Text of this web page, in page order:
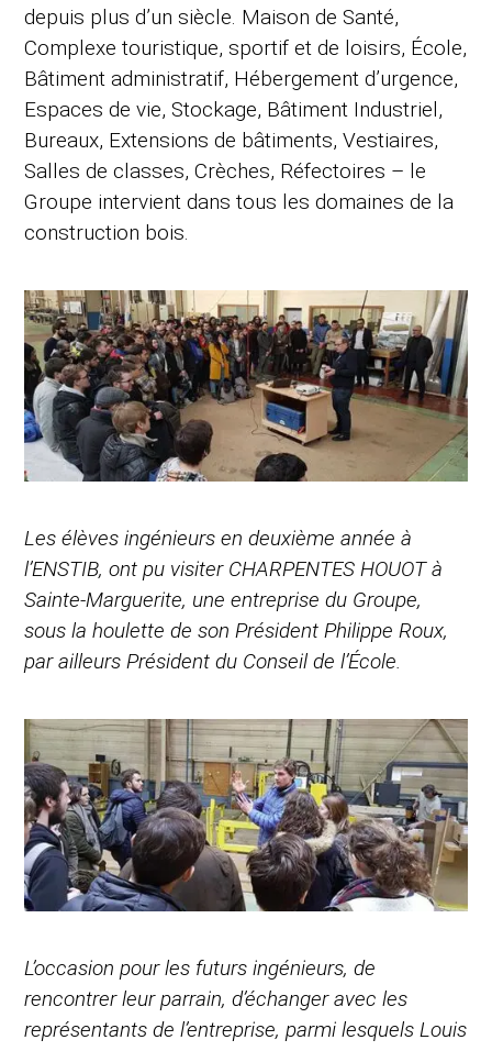
depuis plus d’un siècle. Maison de Santé,
Complexe touristique, sportif et de loisirs, École,
Bâtiment administratif, Hébergement d’urgence,
Espaces de vie, Stockage, Bâtiment Industriel,
Bureaux, Extensions de bâtiments, Vestiaires,
Salles de classes, Crèches, Réfectoires – le
Groupe intervient dans tous les domaines de la
construction bois.
Les élèves ingénieurs en deuxième année à
l’ENSTIB, ont pu visiter CHARPENTES HOUOT à
Sainte-Marguerite, une entreprise du Groupe,
sous la houlette de son Président Philippe Roux,
par ailleurs Président du Conseil de l’École.
L’occasion pour les futurs ingénieurs, de
rencontrer leur parrain, d’échanger avec les
représentants de l’entreprise, parmi lesquels Louis